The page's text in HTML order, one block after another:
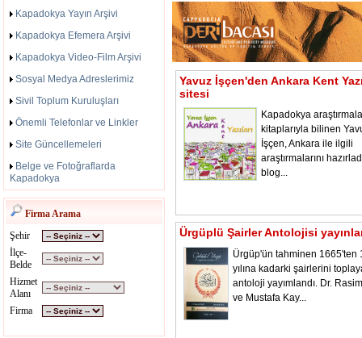
Kapadokya Yayın Arşivi
Kapadokya Efemera Arşivi
Kapadokya Video-Film Arşivi
Sosyal Medya Adreslerimiz
Sivil Toplum Kuruluşları
Önemli Telefonlar ve Linkler
Site Güncellemeleri
Belge ve Fotoğraflarda
Kapadokya
Firma Arama
Şehir
İlçe-
Belde
Hizmet
Alanı
Firma
Yavuz İşçen'den Ankara Kent
sitesi
Kapadokya
kitaplarıyla bilinen
İşçen, Ankara ile ilgili
araştırmalarını
blog...
Ürgüplü Şairler Antolojisi
Ürgüp'ün tahminen 1665'ten
yılına kadarki şairlerini
antoloji yayımlandı. Dr.
ve Mustafa Kay...